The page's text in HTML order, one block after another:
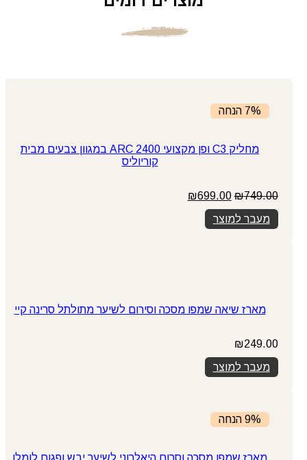
7% הנחה
מחליק C3 ופן מקצועי ARC 2400 במגוון צבעים מבית
קוריוליס
₪749.00
המחיר
המקורי
היה:
₪749.00.
₪699.00
מעבר למוצר
מארז שיאה שמפו מסכה וסירום לשיער מתולתל סרינה קיי
₪249.00
מעבר למוצר
9% הנחה
מארז שמפו מסכה וסרום היאלרוני לשיער יבש ופגום לומלו